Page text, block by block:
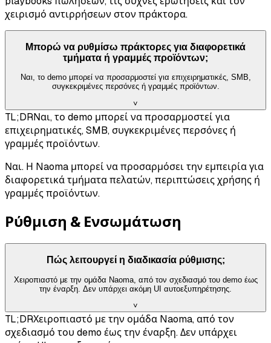
χειρισμό αντιρρήσεων στον πράκτορα.
Μπορώ να ρυθμίσω πράκτορες για διαφορετικά
τμήματα ή γραμμές προϊόντων;
Ναι, το demo μπορεί να προσαρμοστεί για επιχειρηματικές, SMB,
συγκεκριμένες περσόνες ή γραμμές προϊόντων.
˅
TL;DRΝαι, το demo μπορεί να προσαρμοστεί για
επιχειρηματικές, SMB, συγκεκριμένες περσόνες ή
γραμμές προϊόντων.
Ναι. Η Naoma μπορεί να προσαρμόσει την εμπειρία για
διαφορετικά τμήματα πελατών, περιπτώσεις χρήσης ή
γραμμές προϊόντων.
Ρύθμιση & Ενσωμάτωση
Πώς λειτουργεί η διαδικασία ρύθμισης;
Χειροπιαστό με την ομάδα Naoma, από τον σχεδιασμό του demo έως
την έναρξη. Δεν υπάρχει ακόμη UI αυτοεξυπηρέτησης.
˅
TL;DRΧειροπιαστό με την ομάδα Naoma, από τον
σχεδιασμό του demo έως την έναρξη. Δεν υπάρχει